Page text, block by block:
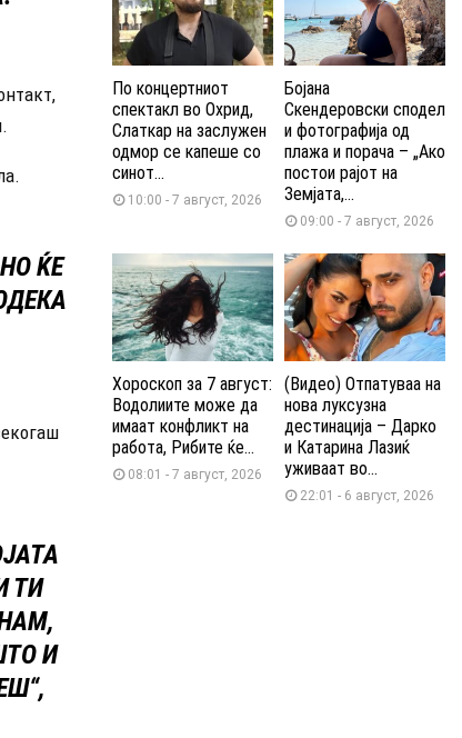
ЌЕ
ТИ
И
По концертниот
спектакл во Охрид,
Слаткар на заслужен
одмор се капеше со
синот...
10:00 - 7 август, 2026
Бојана
Скендеровски сподел
и фотографија од
плажа и порача – „Ако
постои рајот на
Земјата,...
09:00 - 7 август, 2026
Хороскоп за 7 август:
Водолиите може да
имаат конфликт на
работа, Рибите ќе...
08:01 - 7 август, 2026
(Видео) Отпатуваа на
нова луксузна
дестинација – Дарко
и Катарина Лазиќ
уживаат во...
22:01 - 6 август, 2026